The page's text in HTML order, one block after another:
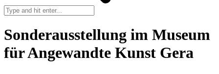
Search
for:
Sonderausstellung im Museum
für Angewandte Kunst Gera